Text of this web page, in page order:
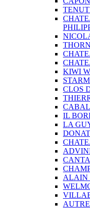
KIWI
CLOS
IL
LA
ALAIN